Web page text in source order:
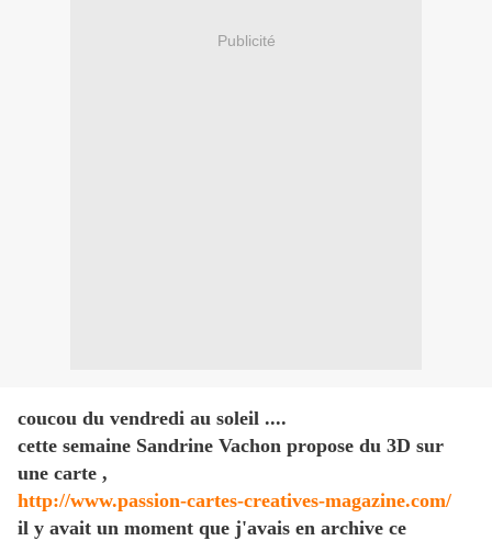
Publicité
coucou du vendredi au soleil ....
cette semaine Sandrine Vachon propose du 3D sur
une carte ,
http://www.passion-cartes-creatives-magazine.com/
il y avait un moment que j'avais en archive ce